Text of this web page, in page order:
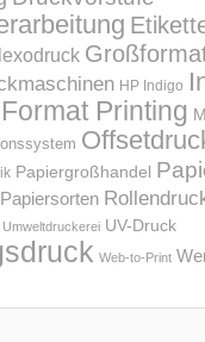
HP Indigo
Printing
Papiergroßhandel
Papiersorten
Umweltdruckerei UV-Druck
Web-to-Print